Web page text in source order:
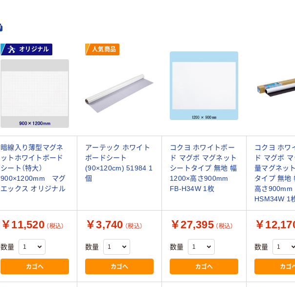
オリジナル 人気商品
暗線入り薄型マグネ
ットホワイトボード
シート（特大）
900×1200mm マグ
エックス オリジナル
アーテック ホワイト
ボードシート
(90×120cm) 51984 1
個
コクヨ ホワイトボー
ド マグボ マグネット
シートタイプ 無地 幅
1200×高さ900mm
FB-H34W 1枚
コクヨ ホワ
ド マグボ
量マグネッ
タイプ 無地
高さ
HSM34W 1
￥11,520 （税込）
数量
カゴへ
￥3,740 （税込）
数量
カゴへ
￥27,395 （税込）
数量
カゴへ
￥
数量
カゴ